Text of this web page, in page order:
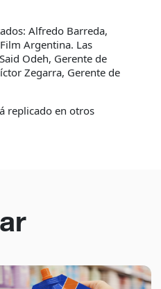
Alfredo Barreda,
Argentina. Las
Odeh, Gerente de
Zegarra, Gerente de
replicado en otros